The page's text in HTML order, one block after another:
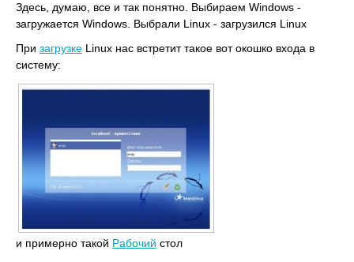
Здесь, думаю, все и так понятно. Выбираем Windows -
загружается Windows. Выбрали Linux - загрузился Linux
При загрузке Linux нас встретит такое вот окошко входа в
систему:
и примерно такой Рабочий стол